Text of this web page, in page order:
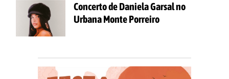
Concerto de Daniela Garsal no
Urbana Monte Porreiro